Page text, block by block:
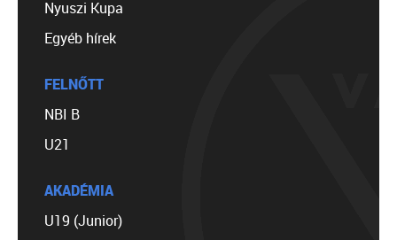
Nyuszi Kupa
Egyéb hírek
FELNŐTT
NBI B
U21
AKADÉMIA
U19 (Junior)